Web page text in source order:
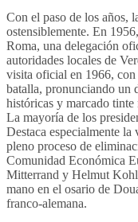
Con el paso de los años,
ostensiblemente. En
Roma, una delegación
autoridades locales de
visita oficial en 1966, con
batalla, pronunciando un
históricas y marcado tinte
La mayoría de los
Destaca especialmente
pleno proceso de
Comunidad Económica
Mitterrand y Helmut
mano en el osario de
franco-alemana.